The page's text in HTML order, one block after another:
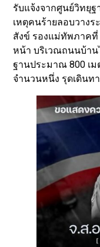
รับแจ้งจากศูนย์วิทยุ
เหตุคนร้ายลอบวาง
สังข์ รองแม่ทัพภาคที่
หน้า บริเวณถนนบ้าน
ฐานประมาณ 800 เม
จำนวนหนึ่ง รุดเดินท